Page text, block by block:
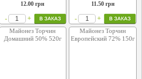
12.00 грн
- +
11.50грн
-
+
Майонез Торчин
Домашний 50% 520г
Майонез Торчин
Европейский 72% 150г